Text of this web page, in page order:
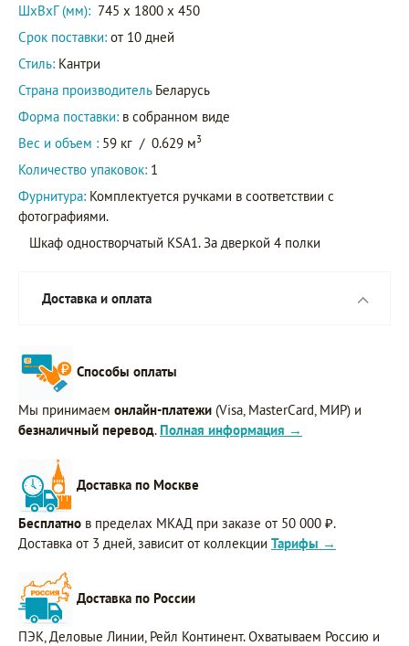
ШxВxГ (мм): 745 x 1800 x 450
Срок поставки: от 10 дней
Стиль: Кантри
Страна производитель Беларусь
Форма поставки: в собранном виде
Вес и объем : 59 кг / 0.629 м3
Количество упаковок: 1
Фурнитура: Комплектуется ручками в соответствии с
фотографиями.
Шкаф одностворчатый KSA1. За дверкой 4 полки
Доставка и оплата
Способы оплаты
Мы принимаем онлайн-платежи (Visa, MasterCard, МИР) и
безналичный перевод. Полная информация →
Доставка по Москве
Бесплатно в пределах МКАД при заказе от 50 000 ₽.
Доставка от 3 дней, зависит от коллекции Тарифы →
Доставка по России
ПЭК, Деловые Линии, Рейл Континент. Охватываем Россию и